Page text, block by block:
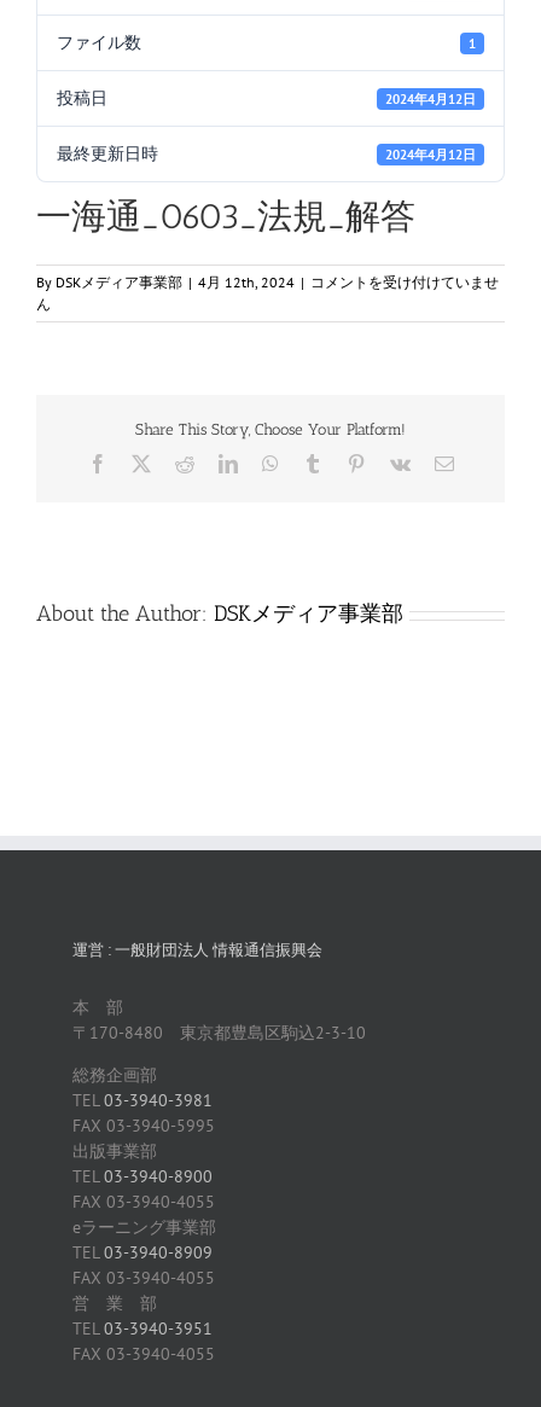
ファイル数 1
投稿日 2024年4月12日
最終更新日時 2024年4月12日
一海通_0603_法規_解答
By DSKメディア事業部 | 4月 12th, 2024 | 一
通
解
答
は
コメントを受け付けていませ
ん
Share This Story, Choose Your Platform!
Facebook RedditLinkedInWhatsApp
Tumblr Pinterest
Vk
電
About the Author: DSKメディア事業部
運営 : 一般財団法人 情報通信振興会
本 部
〒170-8480 東京都豊島区駒込2-3-10
総務企画部
TEL03-3940-3981
FAX 03-3940-5995
出版事業部
TEL03-3940-8900
FAX 03-3940-4055
eラーニング事業部
TEL03-3940-8909
FAX 03-3940-4055
営 業 部
TEL03-3940-3951
FAX 03-3940-4055